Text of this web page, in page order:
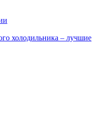
холодильника – лучшие